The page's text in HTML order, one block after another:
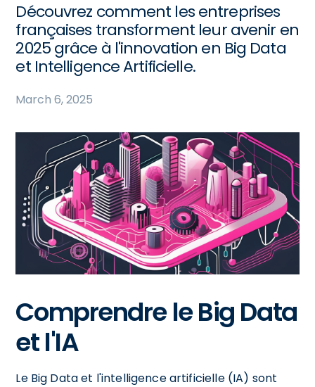
Découvrez comment les entreprises
françaises transforment leur avenir en
2025 grâce à l'innovation en Big Data
et Intelligence Artificielle.
March 6, 2025
Comprendre le Big Data
et l'IA
Le Big Data et l'intelligence artificielle (IA) sont